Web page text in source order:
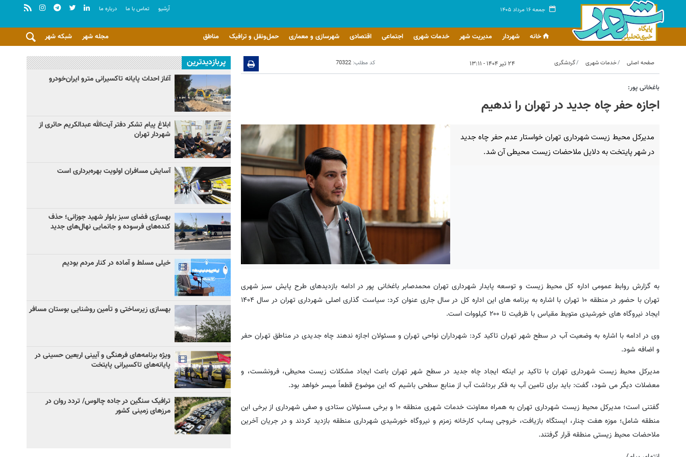
جمعه ۱۶ مرداد ۱۴۰۵ آرشيو تماس با ما درباره ما
خانه شهردار مدیریت شهر خدمات شهری اجتماعی اقتصادی شهرسازی و معماری حمل‌ونقل و ترافیک مناطق شبکه شهر مجله شهر
صفحه اصلی خدمات شهری گردشگری ۲۴ تیر ۱۴۰۴ - ۱۳:۱۱ کد مطلب: 70322
باغخانی پور:
اجازه حفر چاه جدید در تهران را ندهیم
مدیرکل محیط زیست شهرداری تهران خواستار عدم حفر چاه جدید
در شهر پایتخت به دلایل ملاحضات زیست محیطی آن شد.
به گزارش روابط عمومی اداره کل محیط زیست و توسعه پایدار شهرداری تهران محمدصابر باغخانی پور در ادامه بازدیدهای طرح پایش سبز شهری
تهران با حضور در منطقه ۱۰ تهران با اشاره به برنامه های این اداره کل در سال جاری عنوان کرد: سیاست گذاری اصلی شهرداری تهران در سال ۱۴۰۴
ایجاد نیروگاه های خورشیدی متویط مقیاس با ظرفیت تا ۲۰۰ کیلووات است.
وی در ادامه با اشاره به وضعیت آب در سطح شهر تهران تاکید کرد: شهرداران نواحی تهران و مسئولان اجازه ندهند چاه جدیدی در مناطق تهران حفر
و اضافه شود.
مدیرکل محیط زیست شهرداری تهران با تاکید بر اینکه ایجاد چاه جدید در سطح شهر تهران باعث ایجاد مشکلات زیست محیطی، فرونشست، و
معضلات دیگر می شود، گفت: باید برای تامین آب به فکر برداشت آب از منابع سطحی باشیم که این موضوع قطعاً میسر خواهد بود.
گفتنی است؛ مدیرکل محیط زیست شهرداری تهران به همراه معاونت خدمات شهری منطقه ۱۰ و برخی مسئولان ستادی و صفی شهرداری از برخی این
منطقه شامل؛ موزه هفت چنار، ایستگاه بازیافت، خروجی پساب کارخانه زمزم و نیروگاه خورشیدی شهرداری منطقه بازدید کردند و در جریان آخرین
ملاحضات محیط زیستی منطقه قرار گرفتند.
پربازدیدترین
آغاز احداث پایانه تاکسیرانی مترو ایران‌خودرو
ابلاغ پیام تشکر دفتر آیت‌الله عبدالکریم حائری از
شهردار تهران
آسایش مسافران اولویت بهره‌برداری است
بهسازی فضای سبز بلوار شهید جوزانی؛ حذف
کنده‌های فرسوده و جانمایی نهال‌های جدید
خیلی مسلط و آماده در کنار مردم بودیم
بهسازی زیرساختی و تأمین روشنایی بوستان مسافر
ویژه برنامه‌های فرهنگی و آیینی اربعین حسینی در
پایانه‌های تاکسیرانی پایتخت
ترافیک سنگین در جاده چالوس/ تردد روان در
مرزهای زمینی کشور